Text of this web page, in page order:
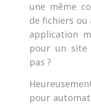
une même
de fichiers
application
pour un site
pas ?
pour